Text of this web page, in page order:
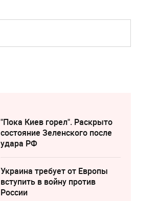
"Пока Киев горел". Раскрыто
состояние Зеленского после
удара РФ
Украина требует от Европы
вступить в войну против
России